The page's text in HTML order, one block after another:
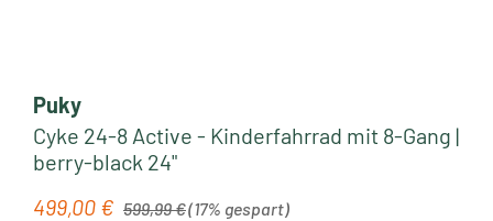
Puky
Cyke 24-8 Active - Kinderfahrrad mit 8-Gang |
berry-black 24"
Verkaufspreis:
499,00 € 599,99 €(17% gespart)